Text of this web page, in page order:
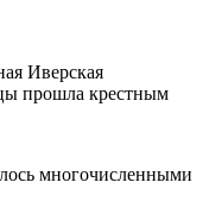
Иверская
прошла крестным
многочисленными